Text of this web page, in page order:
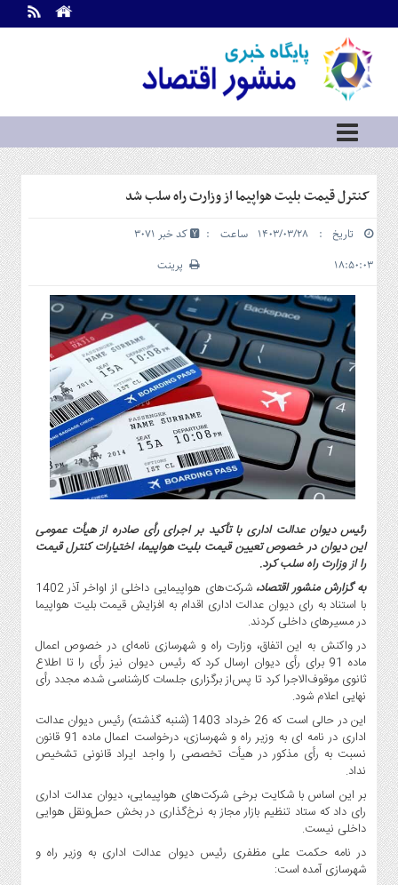
اطلاعات
تماس
ما
درباره
ما
سرویس
ها
بازار
سرمایه
و
بورس
مسکن
و
شهری
گاز
و
پتروشیمی
و
خودرو
استارت
آپ
و
فن
آوری
بانک
،
بیمه
و
ارز
دیجیتال
کشاورزی
و
صنایع
غذایی
سیاسی
و
کنترل قیمت بلیت هواپیما از وزارت راه سلب شد
تاریخ : ۱۴۰۳/۰۳/۲۸ ساعت :
۱۸:۵۰:۰۳
کد خبر 3071
پرینت
رئیس دیوان عدالت اداری با تأکید بر اجرای رأی صادره از هیأت عمومی
این دیوان در خصوص تعیین قیمت بلیت هواپیما، اختیارات کنترل قیمت
را از وزارت راه سلب کرد.
به گزارش منشور اقتصاد،
شرکت‌های هواپیمایی داخلی از اواخر آذر 1402
با استناد به رای دیوان عدالت اداری اقدام به افزایش قیمت بلیت هواپیما
در مسیرهای داخلی کردند.
در واکنش به این اتفاق، وزارت راه و شهرسازی نامه‌ای در خصوص اعمال
ماده 91 برای رأی دیوان ارسال کرد که رئیس دیوان نیز رأی را تا اطلاع
ثانوی موقوف‌الاجرا کرد تا پس‌از برگزاری جلسات کارشناسی شده، مجدد رأی
نهایی اعلام شود.
این در حالی است که 26 خرداد 1403 (شنبه گذشته) رئیس دیوان عدالت
اداری در نامه ای به وزیر راه و شهرسازی، درخواست اعمال ماده 91 قانون
نسبت به رأی مذکور در هیأت تخصصی را واجد ایراد قانونی تشخیص
نداد.
بر این اساس با شکایت برخی شرکت‌های هواپیمایی، دیوان عدالت اداری
رای داد که ستاد تنظیم بازار مجاز به نرخ‌گذاری در بخش حمل‌ونقل هوایی
داخلی نیست.
در نامه حکمت علی مظفری رئیس دیوان عدالت اداری به وزیر راه و
شهرسازی آمده است: